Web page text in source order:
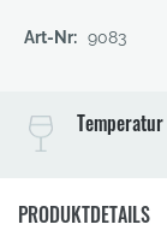
Art-Nr: 9083
Temperatur
PRODUKTDETAILS